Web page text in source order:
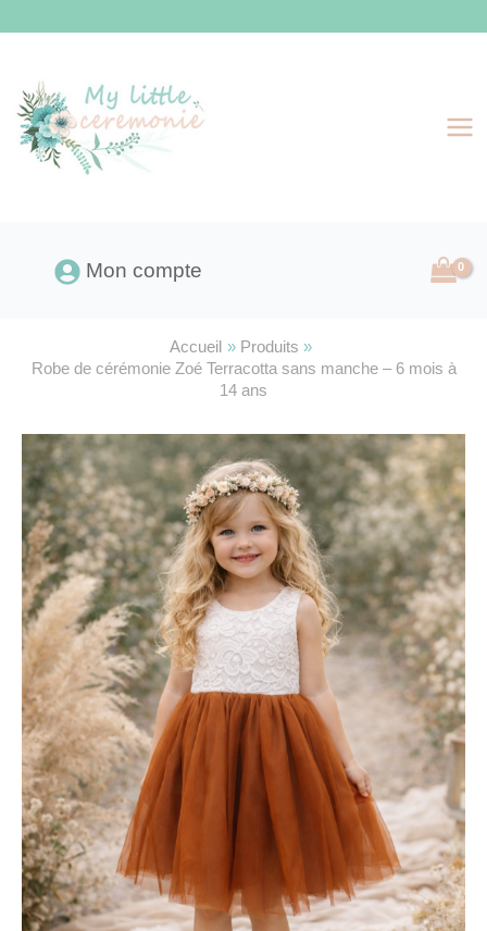
contenu
Mon compte
Accueil
Produits
Robe de cérémonie Zoé Terracotta sans manche – 6 mois à
14 ans